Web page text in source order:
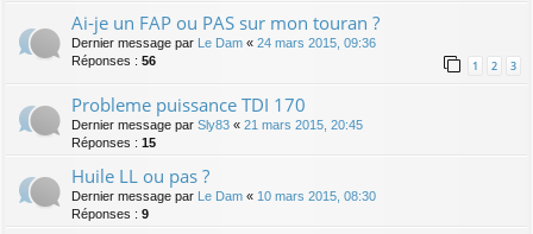
Ai-je un FAP ou PAS sur mon touran ?
Dernier message par Le Dam « 24 mars 2015, 09:36
Réponses : 56 1 2 3
Probleme puissance TDI 170
Dernier message par Sly83 « 21 mars 2015, 20:45
Réponses : 15
Huile LL ou pas ?
Dernier message par Le Dam « 10 mars 2015, 08:30
Réponses : 9